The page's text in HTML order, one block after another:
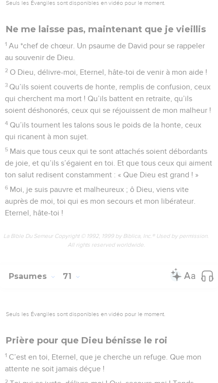
Seuls les Évangiles sont disponibles en vidéo pour le moment.
Ne me laisse pas, maintenant que je vieillis
1 Au *chef de chœur. Un psaume de David pour se rappeler
au souvenir de Dieu.
2 O Dieu, délivre-moi, Eternel, hâte-toi de venir à mon aide !
3 Qu’ils soient couverts de honte, remplis de confusion, ceux
qui cherchent ma mort ! Qu’ils battent en retraite, qu’ils
soient déshonorés, ceux qui se réjouissent de mon malheur !
4 Qu’ils tournent les talons sous le poids de la honte, ceux
qui ricanent à mon sujet.
5 Mais que tous ceux qui te sont attachés soient débordants
de joie, et qu’ils s’égaient en toi. Et que tous ceux qui aiment
ton salut redisent constamment : « Que Dieu est grand ! »
6 Moi, je suis pauvre et malheureux ; ô Dieu, viens vite
auprès de moi, toi qui es mon secours et mon libérateur.
Eternel, hâte-toi !
La Bible Du Semeur Copyright © 1992, 1999 by Biblica, Inc.® Used by permission.
All rights reserved worldwide.
Psaumes 71
Seuls les Évangiles sont disponibles en vidéo pour le moment.
Prière pour que Dieu bénisse le roi
1 C’est en toi, Eternel, que je cherche un refuge. Que mon
attente ne soit jamais déçue !
2